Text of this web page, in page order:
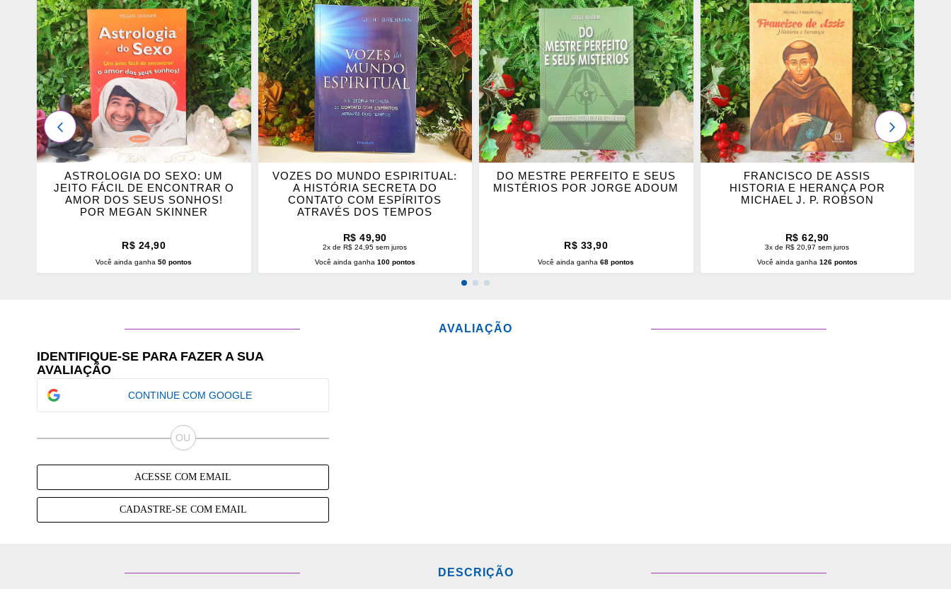
ADICIONAR
OS
FAVORITOS
ASTROLOGIA DO SEXO: UM
JEITO FÁCIL DE ENCONTRAR O
AMOR DOS SEUS SONHOS!
POR MEGAN SKINNER
R$ 24,90
Você ainda ganha50 pontos
ADICIONAR
OS
FAVORITOS
VOZES DO MUNDO ESPIRITUAL:
A HISTÓRIA SECRETA DO
CONTATO COM ESPÍRITOS
ATRAVÉS DOS TEMPOS
R$ 49,90
2x de R$ 24,95 sem juros
Você ainda ganha 100 pontos
ADICIONAR
OS
FAVORITOS
DO MESTRE PERFEITO E SEUS
MISTÉRIOS POR JORGE ADOUM
R$ 33,90
Você ainda ganha68 pontos
ADICIONAR
OS
FAVORITOS
FRANCISCO DE ASSIS
HISTORIA E HERANÇA POR
MICHAEL J. P. ROBSON
R$ 62,90
3x de R$ 20,97 sem juros
Você ainda ganha 126 pontos
PRÓXIMO
ANTERIOR
AVALIAÇÃO
IDENTIFIQUE-SE PARA FAZER A SUA
AVALIAÇÃO
CONTINUE COM GOOGLE
ACESSE COM EMAIL
CADASTRE-SE COM EMAIL
DESCRIÇÃO